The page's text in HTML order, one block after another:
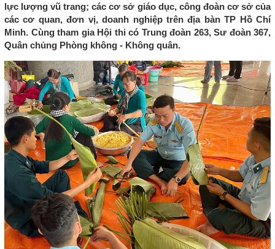
lực lượng vũ trang; các cơ sở giáo dục, công đoàn cơ sở của
các cơ quan, đơn vị, doanh nghiệp trên địa bàn TP Hồ Chí
Minh. Cùng tham gia Hội thi có Trung đoàn 263, Sư đoàn 367,
Quân chủng Phòng không - Không quân.